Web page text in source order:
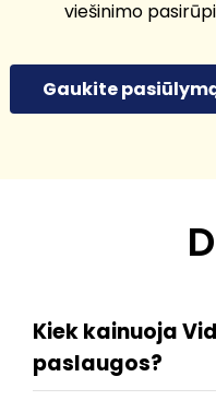
viešinimo
Gaukite
Kiek kainuoja
paslaugos?